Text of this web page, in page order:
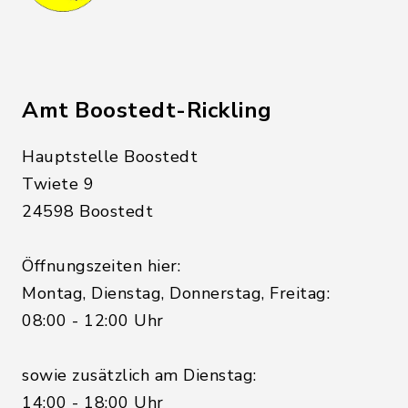
Amt Boostedt-Rickling
Hauptstelle Boostedt
Twiete 9
24598 Boostedt
Öffnungszeiten hier:
Montag, Dienstag, Donnerstag, Freitag:
08:00 - 12:00 Uhr
sowie zusätzlich am Dienstag:
14:00 - 18:00 Uhr